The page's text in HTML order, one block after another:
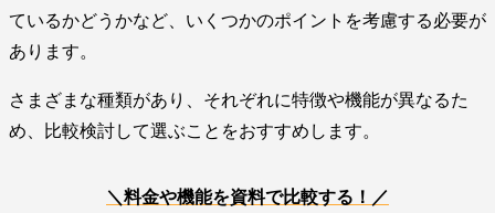
ているかどうかなど、いくつかのポイントを考慮する必要が
あります。
さまざまな種類があり、それぞれに特徴や機能が異なるた
め、比較検討して選ぶことをおすすめします。
＼料金や機能を資料で比較する！／